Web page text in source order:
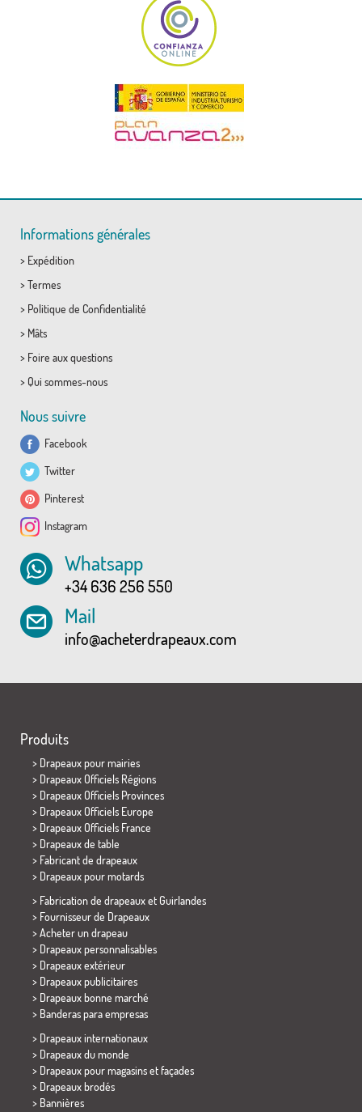
Informations générales
> Expédition
> Termes
> Politique de Confidentialité
> Mâts
> Foire aux questions
> Qui sommes-nous
Nous suivre
Facebook
Twitter
Pinterest
Instagram
Whatsapp
+34 636 256 550
Mail
info@acheterdrapeaux.com
Produits
> Drapeaux pour mairies
> Drapeaux Officiels Régions
> Drapeaux Officiels Provinces
> Drapeaux Officiels Europe
> Drapeaux Officiels France
> Drapeaux de table
> Fabricant de drapeaux
> Drapeaux pour motards
> Fabrication de drapeaux et Guirlandes
> Fournisseur de Drapeaux
> Acheter un drapeau
> Drapeaux personnalisables
> Drapeaux extérieur
> Drapeaux publicitaires
> Drapeaux bonne marché
> Banderas para empresas
> Drapeaux internationaux
> Drapeaux du monde
> Drapeaux pour magasins et façades
> Drapeaux brodés
> Bannières